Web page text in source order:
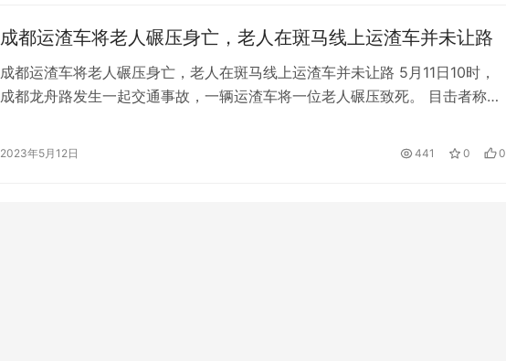
成都运渣车将老人碾压身亡，老人在斑马线上运渣车并未让路
成都运渣车将老人碾压身亡，老人在斑马线上运渣车并未让路 5月11日10时，
成都龙舟路发生一起交通事故，一辆运渣车将一位老人碾压致死。 目击者称，
驶过的运渣车卷入车底。 事发后，警方赶到现场进行勘验调查，目击者称约1
2023年5月12日 441 0 0